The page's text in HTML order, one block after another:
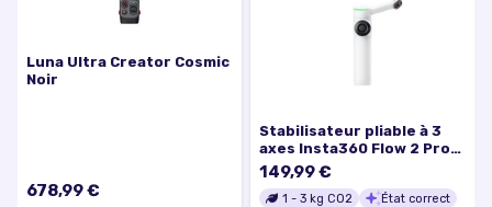
Luna Ultra Creator Cosmic
Noir
678,99 €
Stabilisateur pliable à 3
axes Insta360 Flow 2 Pro
Standard Blanc
149,99 €
1 - 3 kg CO2
État correct